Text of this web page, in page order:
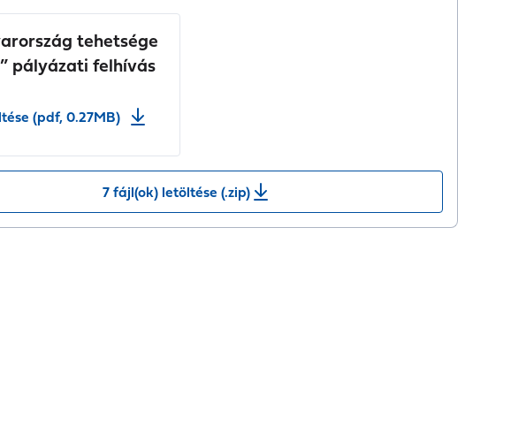
tehetsége
pályázati felhívás
(pdf, 0.27MB)
7 fájl(ok) letöltése (.zip)